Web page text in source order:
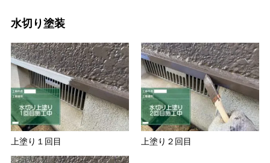
水切り塗装
上塗り１回目 上塗り２回目